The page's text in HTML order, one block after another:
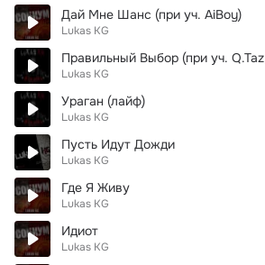
Дай Мне Шанс (при уч. AiBoy)
Lukas KG
Lukas KG
Ураган (лайф)
Lukas KG
Пусть Идут Дожди
Lukas KG
Где Я Живу
Lukas KG
Идиот
Lukas KG